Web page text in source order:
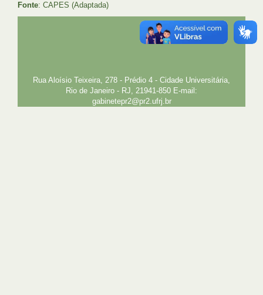
Fonte: CAPES (Adaptada)
GRADUAÇÃO
PLANEJAMENTO E DESENVOLVIMENTO
PESSOAL
Rua Aloísio Teixeira, 278 - Prédio 4 - Cidade Universitária,
Rio de Janeiro - RJ, 21941-850 E-mail:
gabinetepr2@pr2.ufrj.br